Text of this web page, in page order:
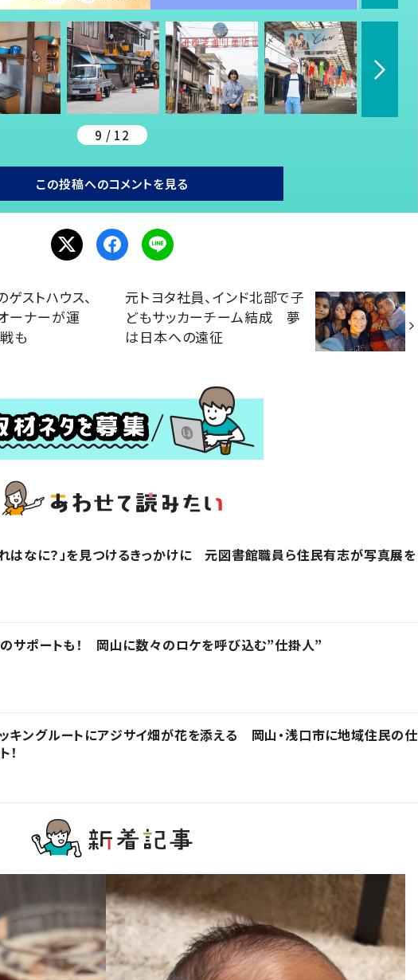
9 / 12
この投稿へのコメントを見る
ストハウス、
ーナーが運
も
元トヨタ社員、インド北部で子
どもサッカーチーム結成 夢
は日本への遠征
はなに？」を見つけるきっかけに 元図書館職員ら住民有志が写真展を
のサポートも！ 岡山に数々のロケを呼び込む”仕掛人”
キングルートにアジサイ畑が花を添える 岡山・浅口市に地域住民の仕
！